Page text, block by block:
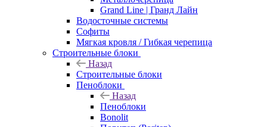
Grand Line | Гранд Лайн
Водосточные системы
Софиты
Мягкая кровля / Гибкая черепица
Строительные блоки
Назад
Строительные блоки
Пеноблоки
Назад
Пеноблоки
Bonolit